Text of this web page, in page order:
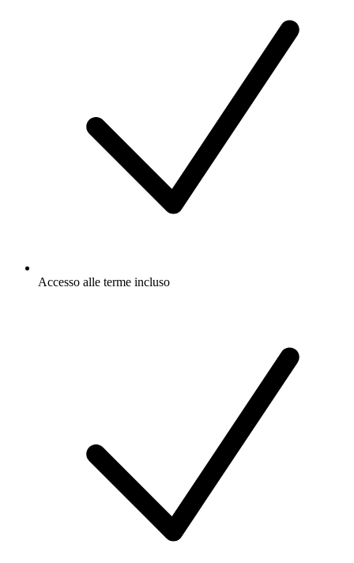
Accesso alle terme incluso